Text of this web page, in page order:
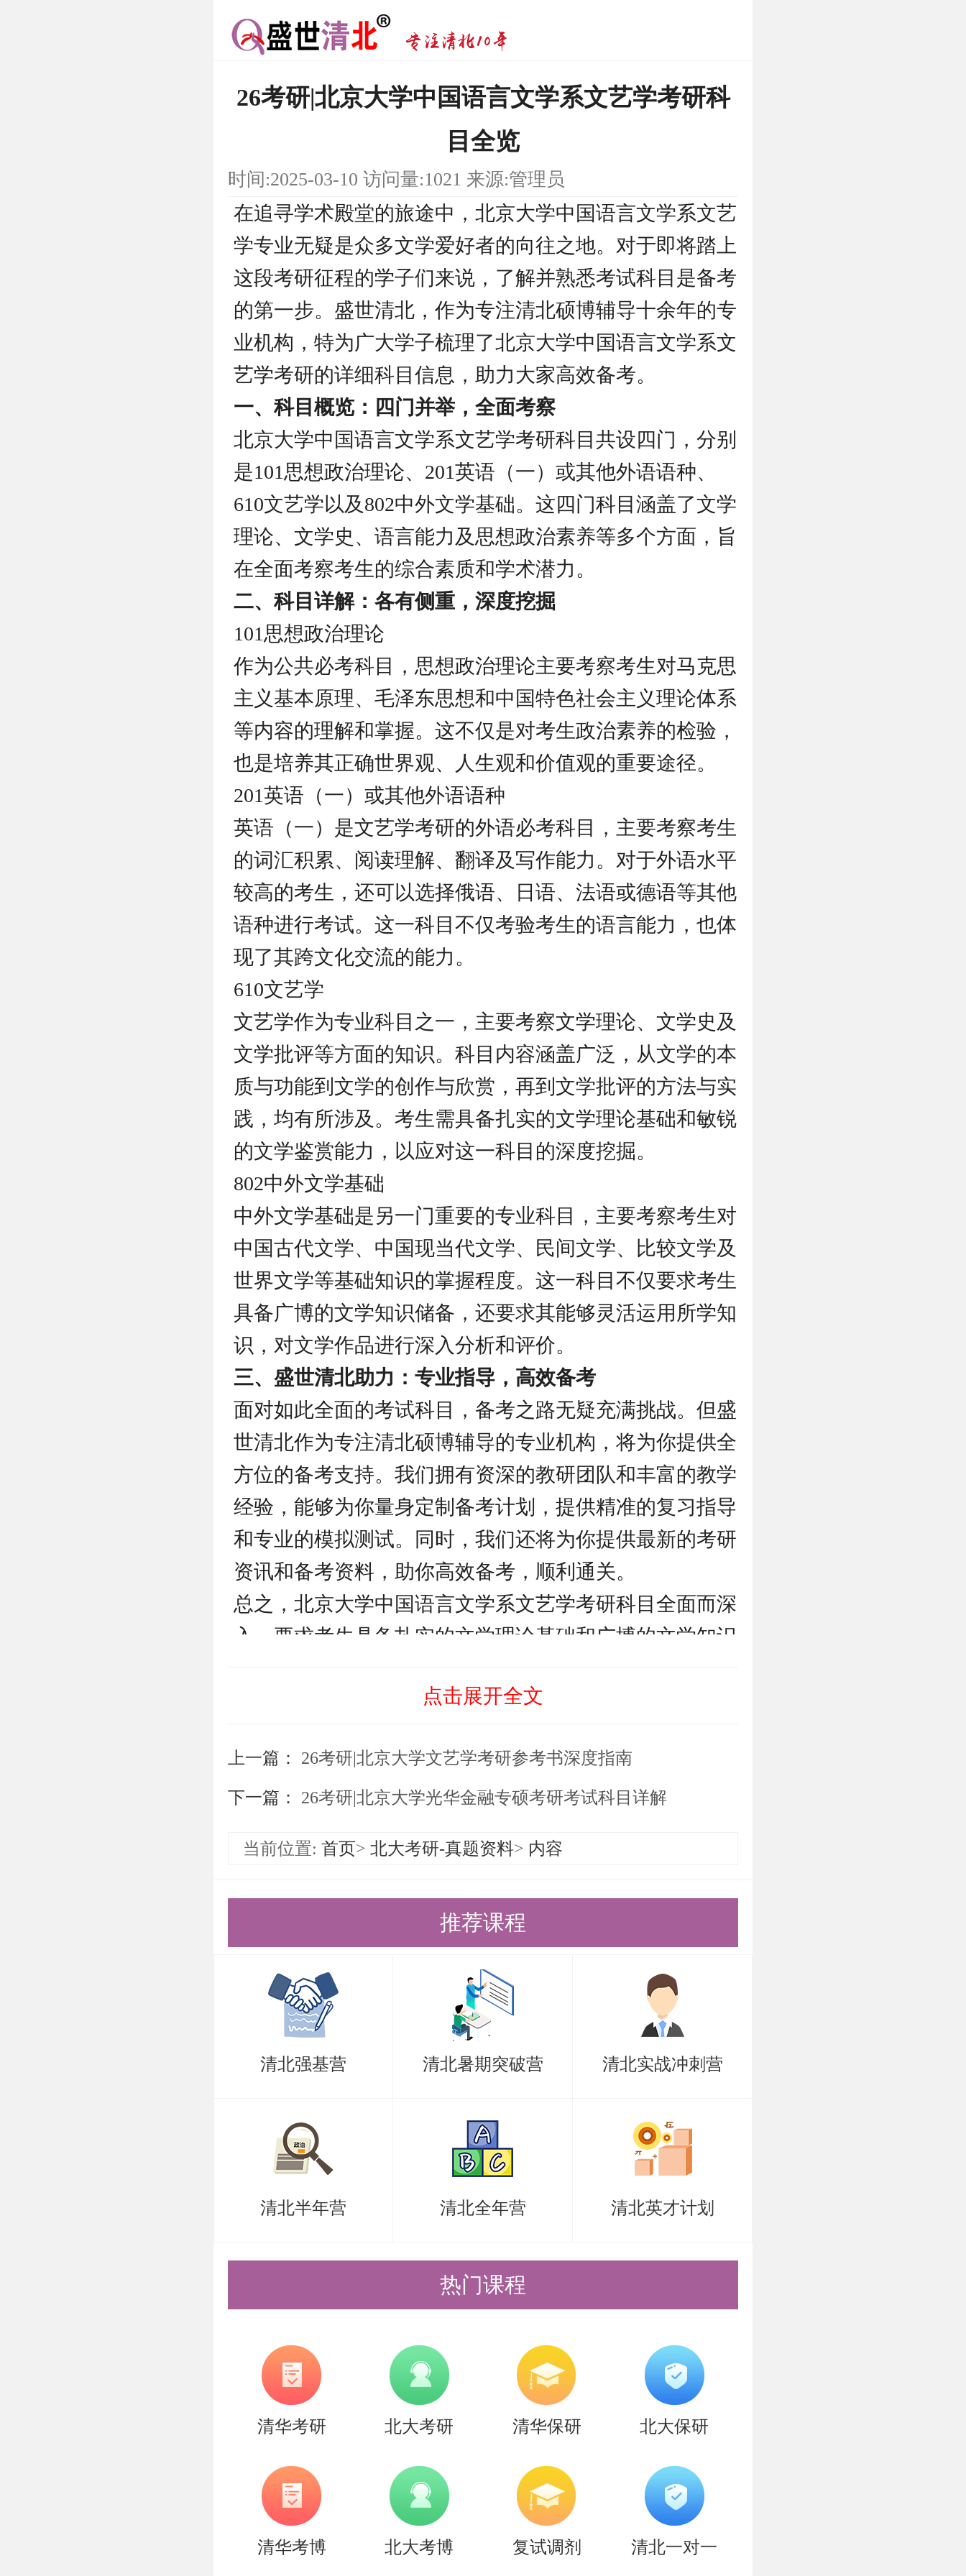
26考研|北京大学中国语言文学系文艺学考研科
目全览
时间:2025-03-10 访问量:1021 来源:管理员
在追寻学术殿堂的旅途中，北京大学中国语言文学系文艺
学专业无疑是众多文学爱好者的向往之地。对于即将踏上
这段考研征程的学子们来说，了解并熟悉考试科目是备考
的第一步。盛世清北，作为专注清北硕博辅导十余年的专
业机构，特为广大学子梳理了北京大学中国语言文学系文
艺学考研的详细科目信息，助力大家高效备考。
一、科目概览：四门并举，全面考察
北京大学中国语言文学系文艺学考研科目共设四门，分别
是101思想政治理论、201英语（一）或其他外语语种、
610文艺学以及802中外文学基础。这四门科目涵盖了文学
理论、文学史、语言能力及思想政治素养等多个方面，旨
在全面考察考生的综合素质和学术潜力。
二、科目详解：各有侧重，深度挖掘
101思想政治理论
作为公共必考科目，思想政治理论主要考察考生对马克思
主义基本原理、毛泽东思想和中国特色社会主义理论体系
等内容的理解和掌握。这不仅是对考生政治素养的检验，
也是培养其正确世界观、人生观和价值观的重要途径。
201英语（一）或其他外语语种
英语（一）是文艺学考研的外语必考科目，主要考察考生
的词汇积累、阅读理解、翻译及写作能力。对于外语水平
较高的考生，还可以选择俄语、日语、法语或德语等其他
语种进行考试。这一科目不仅考验考生的语言能力，也体
现了其跨文化交流的能力。
610文艺学
文艺学作为专业科目之一，主要考察文学理论、文学史及
文学批评等方面的知识。科目内容涵盖广泛，从文学的本
质与功能到文学的创作与欣赏，再到文学批评的方法与实
践，均有所涉及。考生需具备扎实的文学理论基础和敏锐
的文学鉴赏能力，以应对这一科目的深度挖掘。
802中外文学基础
中外文学基础是另一门重要的专业科目，主要考察考生对
中国古代文学、中国现当代文学、民间文学、比较文学及
世界文学等基础知识的掌握程度。这一科目不仅要求考生
具备广博的文学知识储备，还要求其能够灵活运用所学知
识，对文学作品进行深入分析和评价。
三、盛世清北助力：专业指导，高效备考
面对如此全面的考试科目，备考之路无疑充满挑战。但盛
世清北作为专注清北硕博辅导的专业机构，将为你提供全
方位的备考支持。我们拥有资深的教研团队和丰富的教学
经验，能够为你量身定制备考计划，提供精准的复习指导
和专业的模拟测试。同时，我们还将为你提供最新的考研
资讯和备考资料，助你高效备考，顺利通关。
总之，北京大学中国语言文学系文艺学考研科目全面而深
入，要求考生具备扎实的文学理论基础和广博的文学知识
手同行，助你圆梦北大，开启学术新篇章！
研科目全览】的内容，希望能帮助准备考研清北的同学们
节约时间，提高上岸的成功率！
持。盛世清北-清北考研集训营，为清北考研学子量身打
造，有清北先行营、清北强基营、清北暑期突破营、清北
实战营、清北冲刺营，更有清北清北半年营和清北全年营
巧，专项技能拔高，学员遍布清华北大各主干院系，专攻
清北。
更多清北考研备考资料及清北考研集训营相关问题，咨询
点击展开全文
上一篇： 26考研|北京大学文艺学考研参考书深度指南
下一篇： 26考研|北京大学光华金融专硕考研考试科目详解
当前位置: 首页> 北大考研-真题资料> 内容
推荐课程
清北强基营 清北暑期突破营 清北实战冲刺营
清北半年营 清北全年营 清北英才计划
热门课程
清华考研 北大考研 清华保研 北大保研
清华考博 北大考博 复试调剂 清北一对一